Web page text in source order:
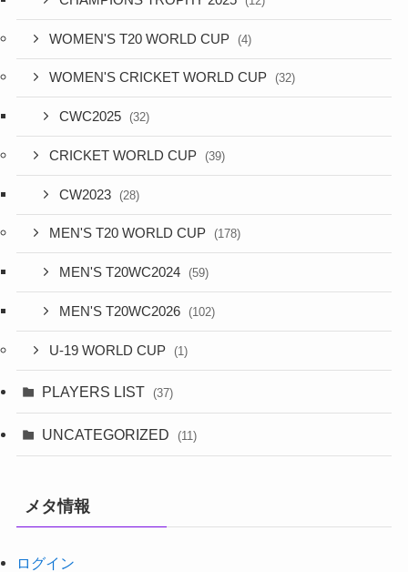
WOMEN'S T20 WORLD CUP (4)
WOMEN'S CRICKET WORLD CUP (32)
CWC2025 (32)
CRICKET WORLD CUP (39)
CW2023 (28)
MEN'S T20 WORLD CUP (178)
MEN'S T20WC2024 (59)
MEN'S T20WC2026 (102)
U-19 WORLD CUP (1)
PLAYERS LIST (37)
UNCATEGORIZED (11)
メタ情報
ログイン